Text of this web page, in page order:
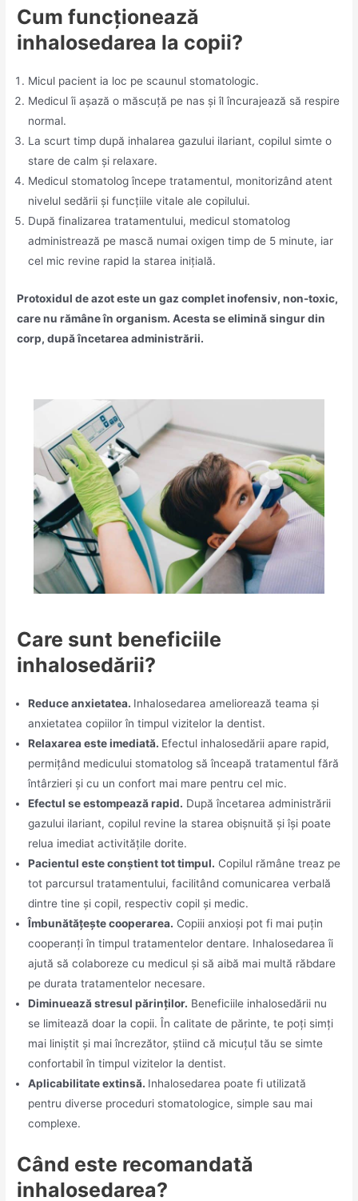
Cum funcționează
inhalosedarea la copii?
Micul pacient ia loc pe scaunul stomatologic.
Medicul îi așază o măscuță pe nas și îl încurajează să respire
normal.
La scurt timp după inhalarea gazului ilariant, copilul simte o
stare de calm și relaxare.
Medicul stomatolog începe tratamentul, monitorizând atent
nivelul sedării și funcțiile vitale ale copilului.
După finalizarea tratamentului, medicul stomatolog
administrează pe mască numai oxigen timp de 5 minute, iar
cel mic revine rapid la starea inițială.
Protoxidul de azot este un gaz complet inofensiv, non-toxic,
care nu rămâne în organism. Acesta se elimină singur din
corp, după încetarea administrării.
Care sunt beneficiile
inhalosedării?
Reduce anxietatea. Inhalosedarea ameliorează teama și
anxietatea copiilor în timpul vizitelor la dentist.
Relaxarea este imediată. Efectul inhalosedării apare rapid,
permițând medicului stomatolog să înceapă tratamentul fără
întârzieri și cu un confort mai mare pentru cel mic.
Efectul se estompează rapid. După încetarea administrării
gazului ilariant, copilul revine la starea obișnuită și își poate
relua imediat activitățile dorite.
Pacientul este conștient tot timpul. Copilul rămâne treaz pe
tot parcursul tratamentului, facilitând comunicarea verbală
dintre tine și copil, respectiv copil și medic.
Îmbunătățește cooperarea. Copiii anxioși pot fi mai puțin
cooperanți în timpul tratamentelor dentare. Inhalosedarea îi
ajută să colaboreze cu medicul și să aibă mai multă răbdare
pe durata tratamentelor necesare.
Diminuează stresul părinților. Beneficiile inhalosedării nu
se limitează doar la copii. În calitate de părinte, te poți simți
mai liniștit și mai încrezător, știind că micuțul tău se simte
confortabil în timpul vizitelor la dentist.
Aplicabilitate extinsă. Inhalosedarea poate fi utilizată
pentru diverse proceduri stomatologice, simple sau mai
complexe.
Când este recomandată
inhalosedarea?